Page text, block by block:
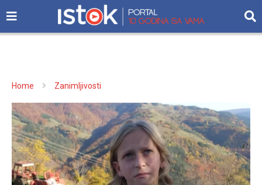
Home Zanimljivosti